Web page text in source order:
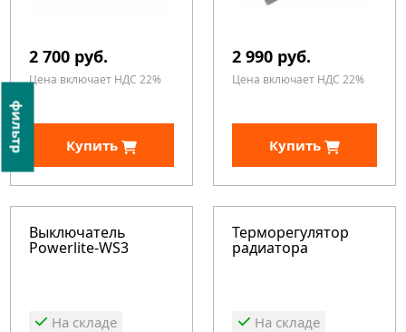
фильтр
2 700 руб.
Цена включает НДС 22%
Купить
2 990 руб.
Цена включает НДС 22%
Купить
Выключатель
Powerlite-WS3
На складе
Терморегулятор
радиатора
На складе